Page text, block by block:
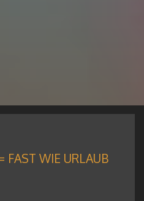
FAST WIE URLAUB